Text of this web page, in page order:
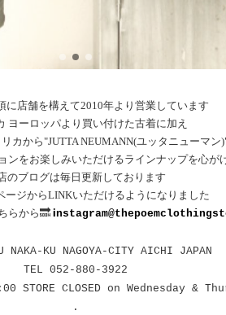
に店舗を構えて2010年より営業しています
ヨーロッパより買い付けた古着に加え
カから"JUTTA NEUMANN(ユッタニューマ
ンをお楽しみいただけるラインナップを心が
のブログは毎日更新しております
ージからLINKいただけるようになりました
らから🔜i
NAKA-KU NAGOYA-CITY AICHI JAPAN
TEL 052-880-3922
STORE CLOSED on Wednesday &
.